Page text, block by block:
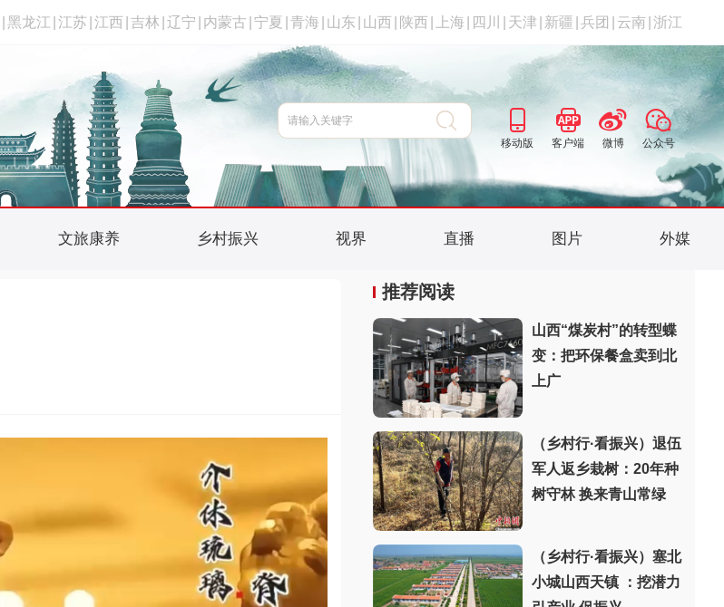
黑龙江 江苏 江西 吉林 辽宁 内蒙古 宁夏 青海 山东 山西 陕西 上海 四川 天津 新疆 兵团 云南 浙江
移动版 客户端 微博 公众号
文旅康养 乡村振兴 视界 直播 图片 外媒
推荐阅读
山西“煤炭村”的转型蝶
变：把环保餐盒卖到北
上广
（乡村行·看振兴）退伍
军人返乡栽树：20年种
树守林 换来青山常绿
（乡村行·看振兴）塞北
小城山西天镇 ：挖潜力